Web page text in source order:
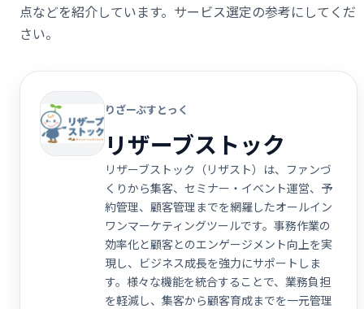
点などを紹介しています。サービス選定の参考にしてくだ
さい。
りざーぶすとっく
リザーブストック
リザーブストック（リザスト）は、ファンづ
くりから集客、セミナー・イベント運営、予
約管理、顧客管理までを網羅したオールイン
ワンマーケティングツールです。事務作業の
効率化と顧客とのエンゲージメント向上を実
現し、ビジネス成長を強力にサポートしま
す。様々な機能を統合することで、業務負担
を軽減し、集客から顧客育成までを一元管理